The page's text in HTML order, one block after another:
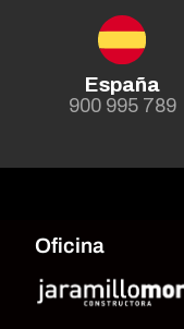
España
900 995 789
Oficina